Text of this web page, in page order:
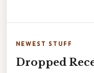
NEWEST STUFF
Dropped